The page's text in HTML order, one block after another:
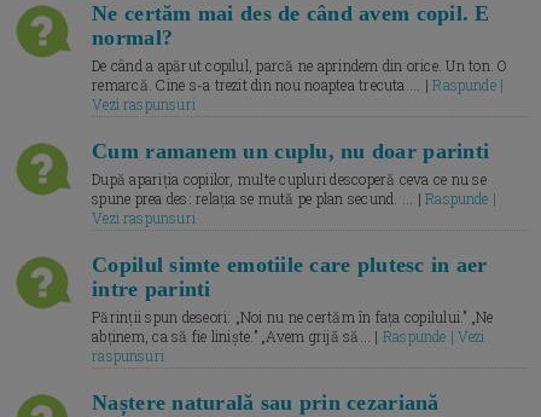
Ne certăm mai des de când avem copil. E
normal?
De când a apărut copilul, parcă ne aprindem din orice. Un ton. O
remarcă. Cine s-a trezit din nou noaptea trecuta.... |Raspunde |
Vezi raspunsuri
Cum ramanem un cuplu, nu doar parinti
După apariția copiilor, multe cupluri descoperă ceva ce nu se
spune prea des: relația se mută pe plan secund. ... |Raspunde |
Vezi raspunsuri
Copilul simte emotiile care plutesc in aer
intre parinti
Părinții spun deseori: „Noi nu ne certăm în fața copilului.” „Ne
abținem, ca să fie liniște.” „Avem grijă să... | Raspunde | Vezi
raspunsuri
Naștere naturală sau prin cezariană